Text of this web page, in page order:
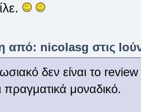
από: nicolasg στις
δεν είναι το review
πραγματικά μοναδικό.